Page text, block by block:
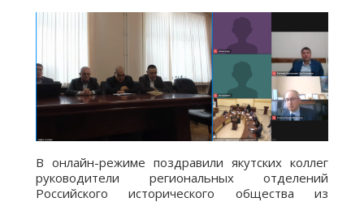
В онлайн-режиме поздравили якутских коллег
руководители региональных отделений
Российского исторического общества из